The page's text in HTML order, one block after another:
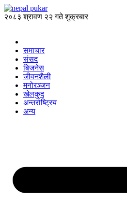
२०८३ श्रावण २२ गते शुक्रबार
समाचार
संसद
बिजनेस
जीवनशैली
मनोरञ्जन
खेलकुद
अन्तर्राष्ट्रिय
अन्य